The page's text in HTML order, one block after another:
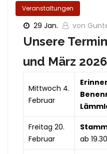
Veranstaltungen
29 Jan. von
Unsere
und März 2026
Mittwoch 4.
Februar
Freitag 20.
Februar
ab